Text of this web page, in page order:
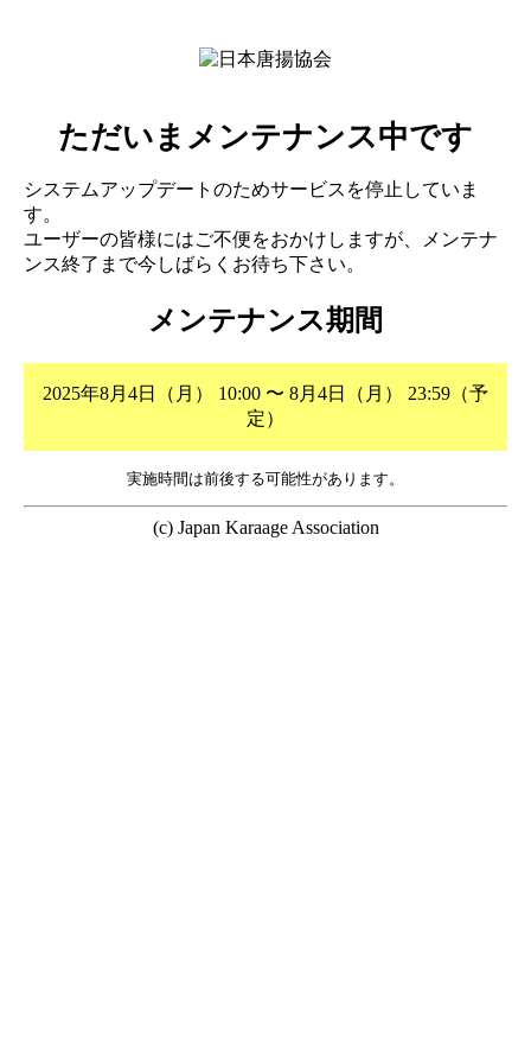
ただいまメンテナンス中です
システムアップデートのためサービスを停止していま
す。
ユーザーの皆様にはご不便をおかけしますが、メンテナ
ンス終了まで今しばらくお待ち下さい。
メンテナンス期間
2025年8月4日（月） 10:00 〜 8月4日（月） 23:59（予
定）
実施時間は前後する可能性があります。
(c) Japan Karaage Association